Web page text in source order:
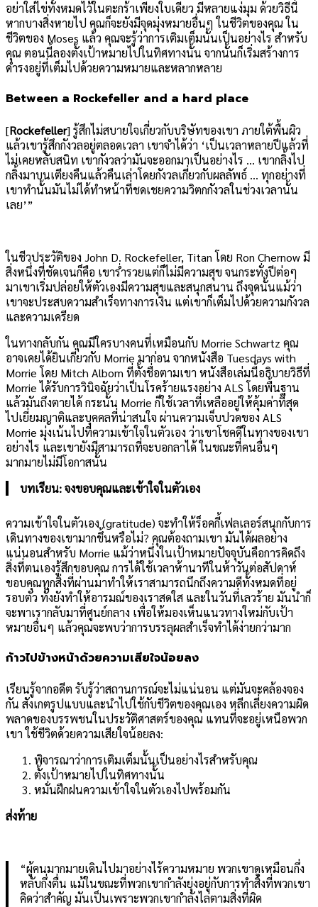
อย่าใส่ไข่ทั้งหมดไว้ในตะกร้าเพียงใบเดียว มีหลายแง่มุม ด้วยวิธีนี้
หากบางสิ่งหายไป คุณก็จะยังมีจุดมุ่งหมายอื่นๆ ในชีวิตของคุณ ใน
ชีวิตของ Moses แล้ว คุณจะรู้ว่าการเติมเต็มนั้นเป็นอย่างไร สำหรับ
คุณ ตอนนี้ลองตั้งเป้าหมายไปในทิศทางนั้น จากนั้นก็เริ่มสร้างการ
ดำรงอยู่ที่เต็มไปด้วยความหมายและหลากหลาย
Between a Rockefeller and a hard place
[Rockefeller] รู้สึกไม่สบายใจเกี่ยวกับบริษัทของเขา ภายใต้พื้นผิว
แล้วเขารู้สึกกังวลอยู่ตลอดเวลา เขาจำได้ว่า ‘เป็นเวลาหลายปีแล้วที่
ไม่เคยหลับสนิท เขากังวลว่ามันจะออกมาเป็นอย่างไร … เขากลิ้งไป
กลิ้งมาบนเตียงคืนแล้วคืนเล่าโดยกังวลเกี่ยวกับผลลัพธ์ … ทุกอย่างที่
เขาทำนั้นมันไม่ได้ทำหน้าที่ชดเชยความวิตกกังวลในช่วงเวลานั้น
เลย’”
ในชีวประวัติของ John D. Rockefeller, Titan โดย Ron Chernow มี
สิ่งหนึ่งที่ชัดเจนก็คือ เขาร่ำรวยแต่ก็ไม่มีความสุข จนกระทั่งปีต่อๆ
มาเขาเริ่มปล่อยให้ตัวเองมีความสุขและสนุกสนาน ถึงจุดนั้นแม้ว่า
เขาจะประสบความสำเร็จทางการเงิน แต่เขาก็เต็มไปด้วยความกังวล
และความเครียด
ในทางกลับกัน คุณมีใครบางคนที่เหมือนกับ Morrie Schwartz คุณ
อาจเคยได้ยินเกี่ยวกับ Morrie มาก่อน จากหนังสือ Tuesdays with
Morrie โดย Mitch Albom ที่ตั้งชื่อตามเขา หนังสือเล่มนี้อธิบายวิธีที่
Morrie ได้รับการวินิจฉัยว่าเป็นโรคร้ายแรงอย่าง ALS โดยพื้นฐาน
แล้วมันถึงตายได้ กระนั้น Morrie ก็ใช้เวลาที่เหลืออยู่ให้คุ้มค่าที่สุด
ไปเยี่ยมญาติและบุคคลที่น่าสนใจ ผ่านความเจ็บปวดของ ALS
Morrie มุ่งเน้นไปที่ความเข้าใจในตัวเอง ว่าเขาโชคดีในทางของเขา
อย่างไร และเขายังมีสามารถที่จะบอกลาได้ ในขณะที่คนอื่นๆ
มากมายไม่มีโอกาสนั้น
บทเรียน: จงขอบคุณและเข้าใจในตัวเอง
ความเข้าใจในตัวเอง (gratitude) จะทำให้ร็อคกี้เฟลเลอร์สนุกกับการ
เดินทางของเขามากขึ้นหรือไม่? คุณต้องถามเขา มันได้ผลอย่าง
แน่นอนสำหรับ Morrie แม้ว่าหนึ่งในเป้าหมายปัจจุบันคือการคิดถึง
สิ่งที่ตนเองรู้สึกขอบคุณ การได้ใช้เวลาห้านาทีในห้าวันต่อสัปดาห์
ขอบคุณทุกสิ่งที่ผ่านมาทำให้เราสามารถนึกถึงความดีทั้งหมดที่อยู่
รอบตัว ทั้งยังทำให้อารมณ์ของเราสดใส และในวันที่เลวร้าย มันนำก็
จะพาเรากลับมาที่ศูนย์กลาง เพื่อให้มองเห็นแนวทางใหม่กับเป้า
หมายอื่นๆ แล้วคุณจะพบว่าการบรรลุผลสำเร็จทำได้ง่ายกว่ามาก
ก้าวไปข้างหน้าด้วยความเสียใจน้อยลง
เรียนรู้จากอดีต รับรู้ว่าสถานการณ์จะไม่แน่นอน แต่มันจะคล้องจอง
กัน สังเกตรูปแบบและนำไปใช้กับชีวิตของคุณเอง หลีกเลี่ยงความผิด
พลาดของบรรพชนในประวัติศาสตร์ของคุณ แทนที่จะอยู่เหนือพวก
เขา ใช้ชีวิตด้วยความเสียใจน้อยลง:
พิจารณาว่าการเติมเต็มนั้นเป็นอย่างไรสำหรับคุณ
ตั้งเป้าหมายไปในทิศทางนั้น
หมั่นฝึกฝนความเข้าใจในตัวเองไปพร้อมกัน
ส่งท้าย
“ผู้คนมากมายเดินไปมาอย่างไร้ความหมาย พวกเขาดูเหมือนกึ่ง
หลับกึ่งตื่น แม้ในขณะที่พวกเขากำลังยุ่งอยู่กับการทำสิ่งที่พวกเขา
คิดว่าสำคัญ มันเป็นเพราะพวกเขากำลังไล่ตามสิ่งที่ผิด